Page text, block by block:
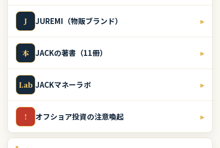
J JUREMI（物販ブランド） ▸
本 JACKの著書（11冊） ▸
Lab JACKマネーラボ ▸
! オフショア投資の注意喚起 ▸